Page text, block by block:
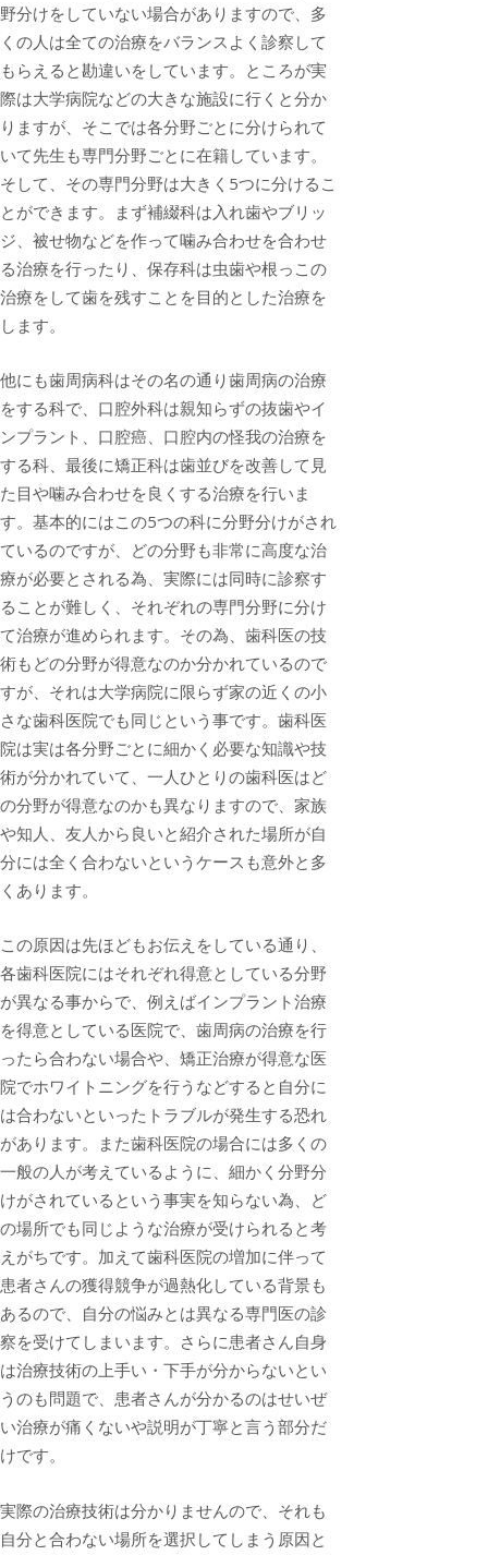
野分けをしていない場合がありますので、多
くの人は全ての治療をバランスよく診察して
もらえると勘違いをしています。ところが実
際は大学病院などの大きな施設に行くと分か
りますが、そこでは各分野ごとに分けられて
いて先生も専門分野ごとに在籍しています。
そして、その専門分野は大きく5つに分けるこ
とができます。まず補綴科は入れ歯やブリッ
ジ、被せ物などを作って噛み合わせを合わせ
る治療を行ったり、保存科は虫歯や根っこの
治療をして歯を残すことを目的とした治療を
します。
他にも歯周病科はその名の通り歯周病の治療
をする科で、口腔外科は親知らずの抜歯やイ
ンプラント、口腔癌、口腔内の怪我の治療を
する科、最後に矯正科は歯並びを改善して見
た目や噛み合わせを良くする治療を行いま
す。基本的にはこの5つの科に分野分けがされ
ているのですが、どの分野も非常に高度な治
療が必要とされる為、実際には同時に診察す
ることが難しく、それぞれの専門分野に分け
て治療が進められます。その為、歯科医の技
術もどの分野が得意なのか分かれているので
すが、それは大学病院に限らず家の近くの小
さな歯科医院でも同じという事です。歯科医
院は実は各分野ごとに細かく必要な知識や技
術が分かれていて、一人ひとりの歯科医はど
の分野が得意なのかも異なりますので、家族
や知人、友人から良いと紹介された場所が自
分には全く合わないというケースも意外と多
くあります。
この原因は先ほどもお伝えをしている通り、
各歯科医院にはそれぞれ得意としている分野
が異なる事からで、例えばインプラント治療
を得意としている医院で、歯周病の治療を行
ったら合わない場合や、矯正治療が得意な医
院でホワイトニングを行うなどすると自分に
は合わないといったトラブルが発生する恐れ
があります。また歯科医院の場合には多くの
一般の人が考えているように、細かく分野分
けがされているという事実を知らない為、ど
の場所でも同じような治療が受けられると考
えがちです。加えて歯科医院の増加に伴って
患者さんの獲得競争が過熱化している背景も
あるので、自分の悩みとは異なる専門医の診
察を受けてしまいます。さらに患者さん自身
は治療技術の上手い・下手が分からないとい
うのも問題で、患者さんが分かるのはせいぜ
い治療が痛くないや説明が丁寧と言う部分だ
けです。
実際の治療技術は分かりませんので、それも
自分と合わない場所を選択してしまう原因と